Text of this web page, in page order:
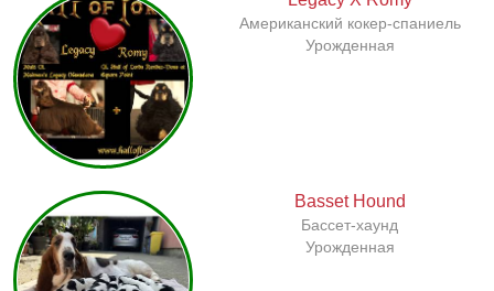
Американский кокер-спаниель
Урожденная
Basset Hound
Бассет-хаунд
Урожденная